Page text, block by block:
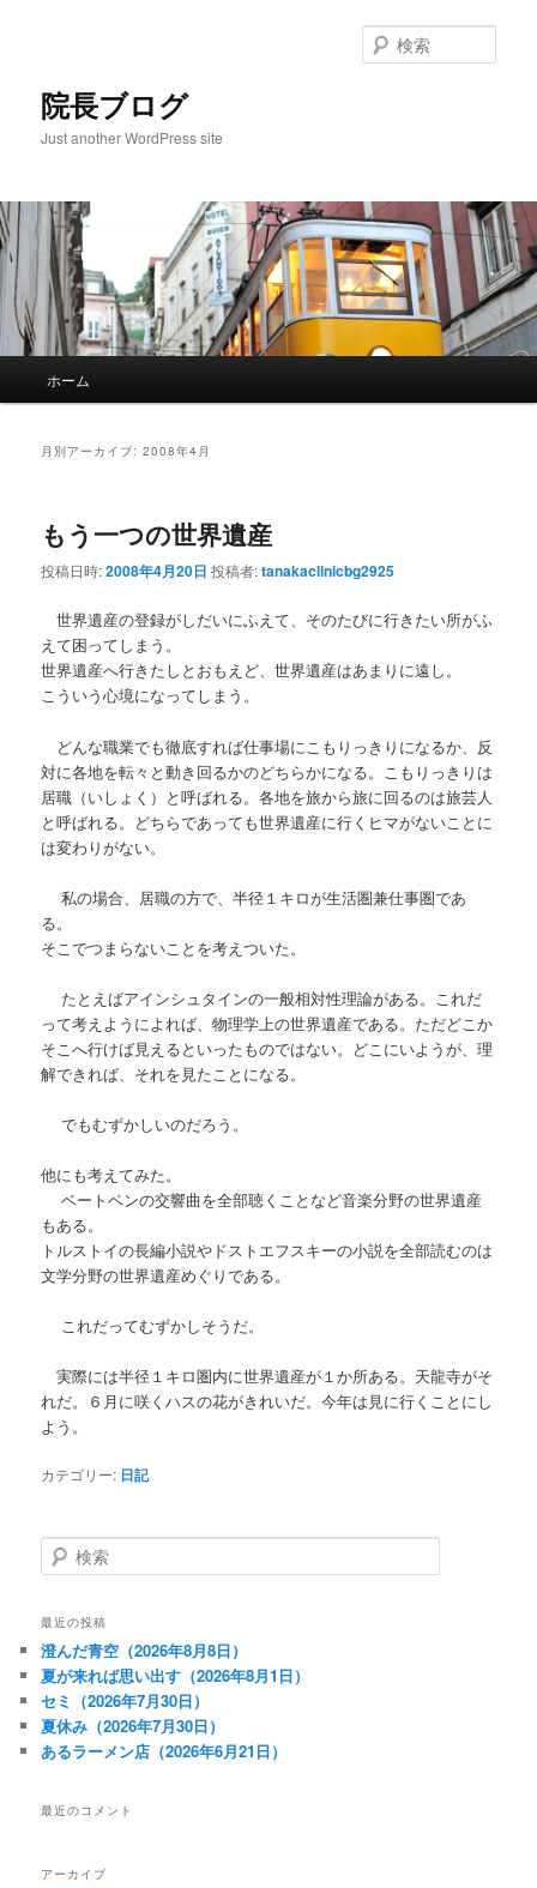
院長ブログ
Just another WordPress site
索
メ
コ
テ
ン
ツ
へ
移
動
サ
ン
ン
ツ
へ
移
動
ホーム
月別アーカイブ:2008年4月
もう一つの世界遺産
投稿日時:2008年4月20日 投稿者:tanakaclinicbg2925
世界遺産の登録がしだいにふえて、そのたびに行きたい所がふ
えて困ってしまう。
世界遺産へ行きたしとおもえど、世界遺産はあまりに遠し。
こういう心境になってしまう。
どんな職業でも徹底すれば仕事場にこもりっきりになるか、反
対に各地を転々と動き回るかのどちらかになる。こもりっきりは
居職（いしょく）と呼ばれる。各地を旅から旅に回るのは旅芸人
と呼ばれる。どちらであっても世界遺産に行くヒマがないことに
は変わりがない。
私の場合、居職の方で、半径１キロが生活圏兼仕事圏であ
る。
そこでつまらないことを考えついた。
たとえばアインシュタインの一般相対性理論がある。これだ
って考えようによれば、物理学上の世界遺産である。ただどこか
そこへ行けば見えるといったものではない。どこにいようが、理
解できれば、それを見たことになる。
でもむずかしいのだろう。
他にも考えてみた。
ベートベンの交響曲を全部聴くことなど音楽分野の世界遺産
もある。
トルストイの長編小説やドストエフスキーの小説を全部読むのは
文学分野の世界遺産めぐりである。
これだってむずかしそうだ。
実際には半径１キロ圏内に世界遺産が１か所ある。天龍寺がそ
れだ。６月に咲くハスの花がきれいだ。今年は見に行くことにし
よう。
カテゴリー: 日記
検
索
最近の投稿
澄んだ青空（2026年8月8日）
夏が来れば思い出す（2026年8月1日）
セミ（2026年7月30日）
夏休み（2026年7月30日）
あるラーメン店（2026年6月21日）
最近のコメント
アーカイブ